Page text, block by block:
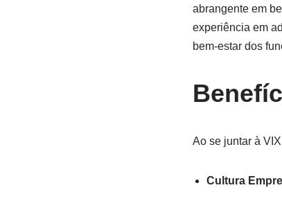
abrangente em
experiência em
bem-estar dos
Ao se juntar à
Cultura